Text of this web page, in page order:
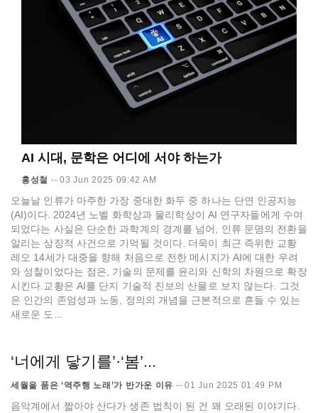
AI 시대, 문학은 어디에 서야 하는가
홍성철 -- 03 Jun 2025 09:42 AM
오늘날 인류가 마주한 가장 중대한 화두 중 하나는 단연 인공지능
(AI)이다. 2024년 노벨 화학상과 물리학상이 AI 연구자들에게 수여
되었다는 사실은 단순한 과학계의 경계를 넘어, 인류 문명의 전환을
알리는 상징적 사건으로 기억될 것이다. 더욱이 최근 즉위한 교황
레오 14세가 대중을 향해 처음으로 전한 메시지가 AI에 대한 우려
와 성찰이었다는 점은, 기술의 문제를 윤리와 신학의 차원으로 확장
시킨다.교황은 AI를 단지 기술적 진보의 산물로 보지 않는다. 그것
은 인간의 존엄성과 노동, 정의의 개념을 근본적으로 흔들 수 있는
새로운 도...
‘너에게 닿기를’·‘봄’...
세월을 품은 ‘역주행 노래’가 반가운 이유 -- 01 Jun 2025 01:49 PM
음악계에서 짧아야 산다가 생존 법칙이 된 건 꽤 오래된 이야기다.